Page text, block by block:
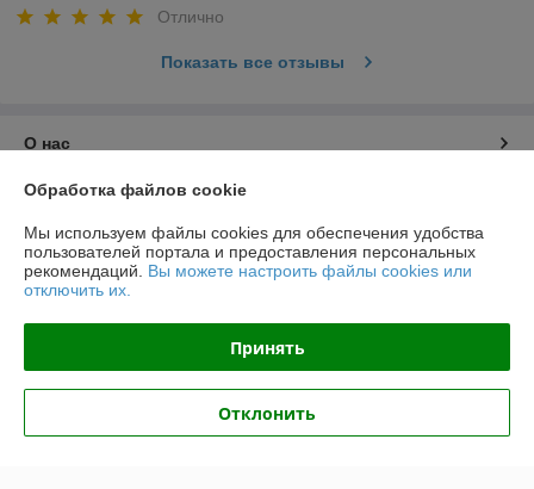
Отлично
Показать все отзывы
О нас
Контакты
Доставка и оплата
Полная версия сайта
Политика обработки cookies
Обработка файлов cookie
Мы используем файлы cookies для обеспечения удобства
пользователей портала и предоставления персональных
рекомендаций. Вы можете настроить файлы cookies или
отключить их.
Принять
Отклонить